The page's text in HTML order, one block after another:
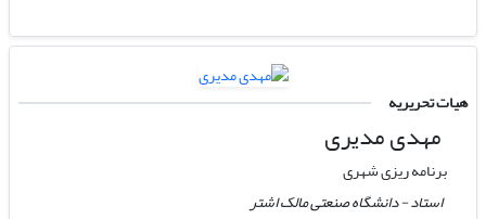
هیات تحریریه
مهدی مدیری
برنامه ریزی شهری
استاد - دانشگاه صنعتی مالک اشتر